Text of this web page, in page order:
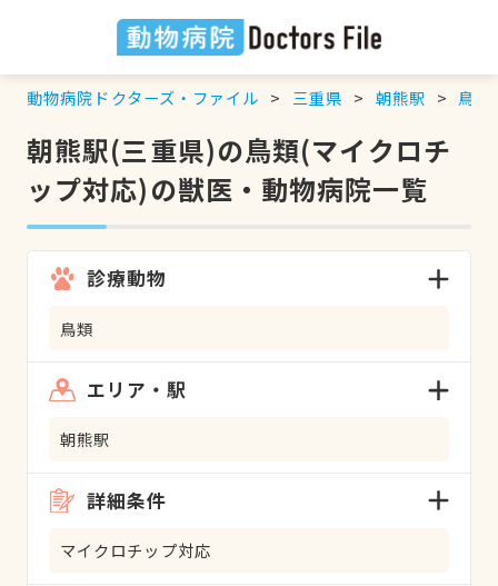
動物病院ドクターズ・ファイル 三重県 朝熊駅 鳥類
朝熊駅(三重県)の鳥類(マイクロチ
ップ対応)の獣医・動物病院一覧
診療動物
鳥類
エリア・駅
朝熊駅
詳細条件
マイクロチップ対応